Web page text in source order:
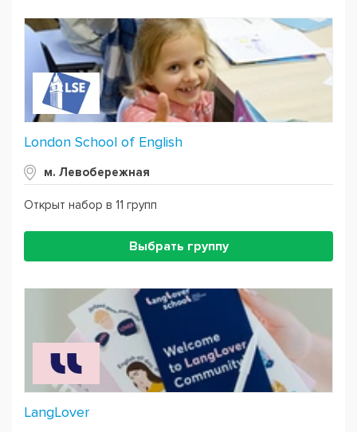
London School of English
м. Левобережная
Открыт набор в 11 групп
Выбрать группу
LangLover